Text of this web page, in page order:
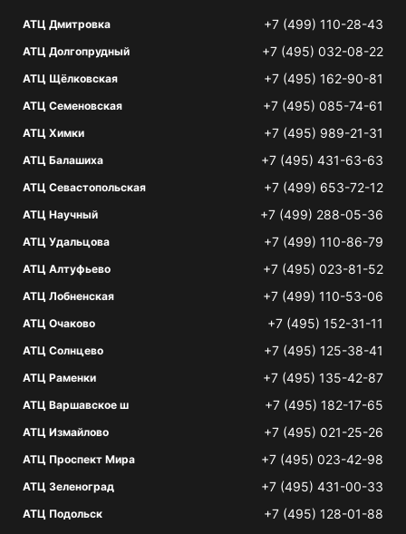
АТЦ Дмитровка +7 (499) 110-28-43
АТЦ Долгопрудный +7 (495) 032-08-22
АТЦ Щёлковская +7 (495) 162-90-81
АТЦ Семеновская +7 (495) 085-74-61
АТЦ Химки +7 (495) 989-21-31
АТЦ Балашиха +7 (495) 431-63-63
АТЦ Севастопольская +7 (499) 653-72-12
АТЦ Научный +7 (499) 288-05-36
АТЦ Удальцова +7 (499) 110-86-79
АТЦ Алтуфьево +7 (495) 023-81-52
АТЦ Лобненская +7 (499) 110-53-06
АТЦ Очаково +7 (495) 152-31-11
АТЦ Солнцево +7 (495) 125-38-41
АТЦ Раменки +7 (495) 135-42-87
АТЦ Варшавское ш +7 (495) 182-17-65
АТЦ Измайлово +7 (495) 021-25-26
АТЦ Проспект Мира +7 (495) 023-42-98
АТЦ Зеленоград +7 (495) 431-00-33
АТЦ Подольск +7 (495) 128-01-88